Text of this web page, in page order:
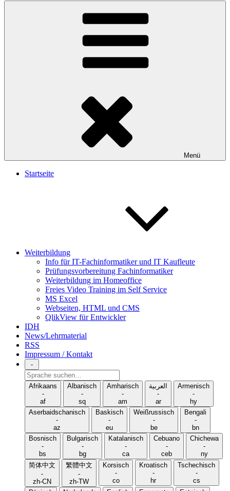
Menü
Startseite
Weiterbildung
Info für IT-Fachinformatiker und IT Kaufleute
Prüfungsvorbereitung Fachinformatiker
Weiterbildung im Homeoffice
Freies Video Training im Self Service
MS Excel
Webseiten, HTML und CMS
QlikView für Entwickler
IDH
News/Lehrmaterial
RSS
Impressum / Kontakt
-
Sprache
suchen
Afrikaans
-
af
Albanisch
-
sq
Amharisch
-
am
العربية
-
ar
Armenisch
-
hy
Aserbaidschanisch
-
az
Baskisch
-
eu
Weißrussisch
-
be
Bengali
-
bn
Bosnisch
-
bs
Bulgarisch
-
bg
Katalanisch
-
ca
Cebuano
-
ceb
Chichewa
-
ny
简体中文
-
zh-CN
繁體中文
-
zh-TW
Korsisch
-
co
Kroatisch
-
hr
Tschechisch
-
cs